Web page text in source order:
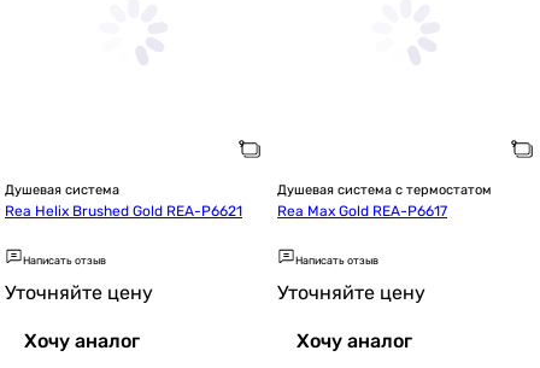
Душевая система
Rea Helix Brushed Gold REA-P6621
Написать отзыв
Уточняйте цену
Хочу аналог
Душевая система с термостатом
Rea Max Gold REA-P6617
Написать отзыв
Уточняйте цену
Хочу аналог